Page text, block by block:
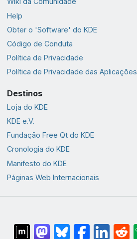
Help
Obter o 'Software' do KDE
Código de Conduta
Política de Privacidade
Política de Privacidade das Aplicações
Destinos
Loja do KDE
KDE e.V.
Fundação Free Qt do KDE
Cronologia do KDE
Manifesto do KDE
Páginas Web Internacionais